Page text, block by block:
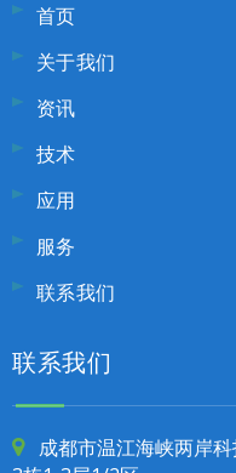
首页
关于我们
资讯
技术
应用
服务
联系我们
联系我们

成都市温江海峡两岸